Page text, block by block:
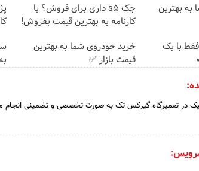
بهترین
جک s5 داری برای فروش؟ با
کارنامه به بهترین قیمت بفروش!
با یک
خرید خودروی شما به بهترین
قیمت بازار ✅
در تعمیرگاه گیرکس تک به صورت تخصصی و تضمینی انجام